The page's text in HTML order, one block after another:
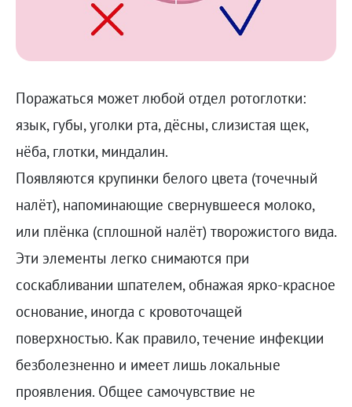
Поражаться может любой отдел ротоглотки:
язык, губы, уголки рта, дёсны, слизистая щек,
нёба, глотки, миндалин.
Появляются крупинки белого цвета (точечный
налёт), напоминающие свернувшееся молоко,
или плёнка (сплошной налёт) творожистого вида.
Эти элементы легко снимаются при
соскабливании шпателем, обнажая ярко-красное
основание, иногда с кровоточащей
поверхностью. Как правило, течение инфекции
безболезненно и имеет лишь локальные
проявления. Общее самочувствие не